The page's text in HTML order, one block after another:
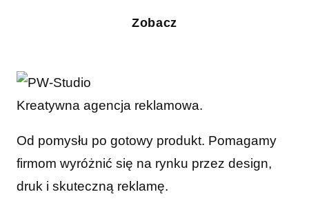
Zobacz
Kreatywna agencja reklamowa.
Od pomysłu po gotowy produkt. Pomagamy
firmom wyróżnić się na rynku przez design,
druk i skuteczną reklamę.